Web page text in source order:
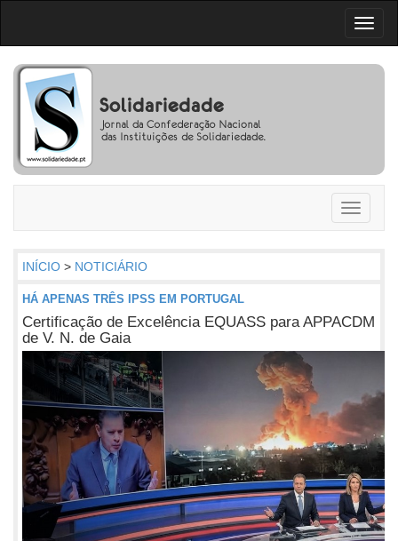
Toggle
INÍCIO > NOTICIÁRIO
HÁ APENAS TRÊS IPSS EM PORTUGAL
Certificação de Excelência EQUASS para APPACDM
de V. N. de Gaia